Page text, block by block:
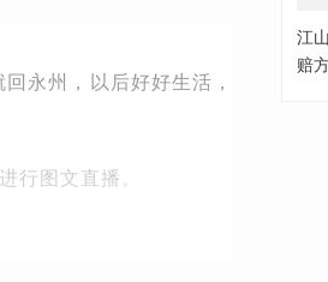
永州，以后好好生活，
行图文直播。
江
赔